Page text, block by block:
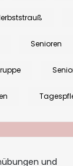
Senioren
und